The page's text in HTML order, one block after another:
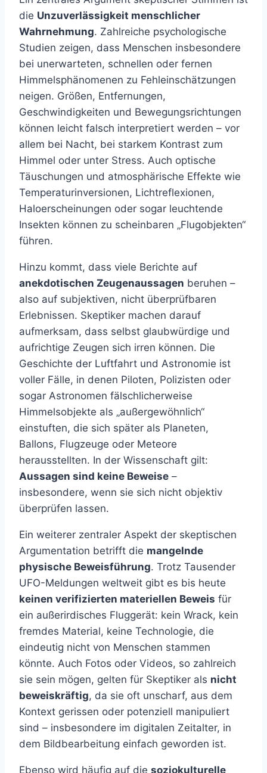
die Unzuverlässigkeit menschlicher
Wahrnehmung. Zahlreiche psychologische
Studien zeigen, dass Menschen insbesondere
bei unerwarteten, schnellen oder fernen
Himmelsphänomenen zu Fehleinschätzungen
neigen. Größen, Entfernungen,
Geschwindigkeiten und Bewegungsrichtungen
können leicht falsch interpretiert werden – vor
allem bei Nacht, bei starkem Kontrast zum
Himmel oder unter Stress. Auch optische
Täuschungen und atmosphärische Effekte wie
Temperaturinversionen, Lichtreflexionen,
Haloerscheinungen oder sogar leuchtende
Insekten können zu scheinbaren „Flugobjekten“
führen.
Hinzu kommt, dass viele Berichte auf
anekdotischen Zeugenaussagen beruhen –
also auf subjektiven, nicht überprüfbaren
Erlebnissen. Skeptiker machen darauf
aufmerksam, dass selbst glaubwürdige und
aufrichtige Zeugen sich irren können. Die
Geschichte der Luftfahrt und Astronomie ist
voller Fälle, in denen Piloten, Polizisten oder
sogar Astronomen fälschlicherweise
Himmelsobjekte als „außergewöhnlich“
einstuften, die sich später als Planeten,
Ballons, Flugzeuge oder Meteore
herausstellten. In der Wissenschaft gilt:
Aussagen sind keine Beweise –
insbesondere, wenn sie sich nicht objektiv
überprüfen lassen.
Ein weiterer zentraler Aspekt der skeptischen
Argumentation betrifft die mangelnde
physische Beweisführung. Trotz Tausender
UFO-Meldungen weltweit gibt es bis heute
keinen verifizierten materiellen Beweis für
ein außerirdisches Fluggerät: kein Wrack, kein
fremdes Material, keine Technologie, die
eindeutig nicht von Menschen stammen
könnte. Auch Fotos oder Videos, so zahlreich
sie sein mögen, gelten für Skeptiker als nicht
beweiskräftig, da sie oft unscharf, aus dem
Kontext gerissen oder potenziell manipuliert
sind – insbesondere im digitalen Zeitalter, in
dem Bildbearbeitung einfach geworden ist.
Ebenso wird häufig auf die soziokulturelle